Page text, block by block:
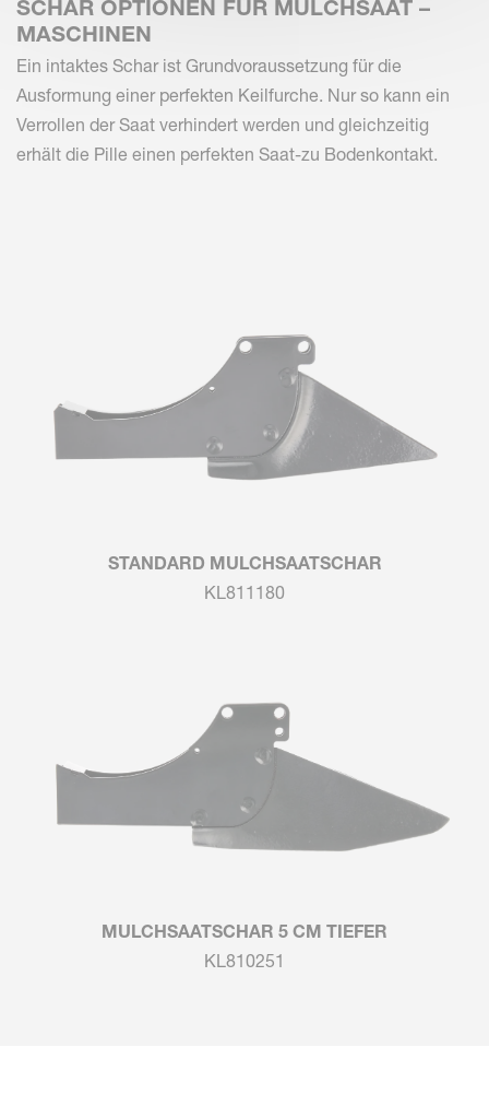
SCHAR OPTIONEN FÜR MULCHSAAT –
MASCHINEN
Ein intaktes Schar ist Grundvoraussetzung für die
Ausformung einer perfekten Keilfurche. Nur so kann ein
Verrollen der Saat verhindert werden und gleichzeitig
erhält die Pille einen perfekten Saat-zu Bodenkontakt.
STANDARD MULCHSAATSCHAR
KL811180
MULCHSAATSCHAR 5 CM TIEFER
KL810251